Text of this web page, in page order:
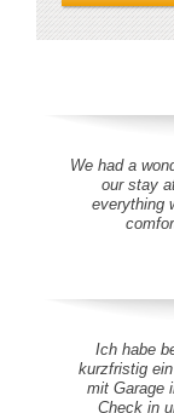
We had a
our stay
everything
Ich habe
kurzfristig
mit Garage
Check in